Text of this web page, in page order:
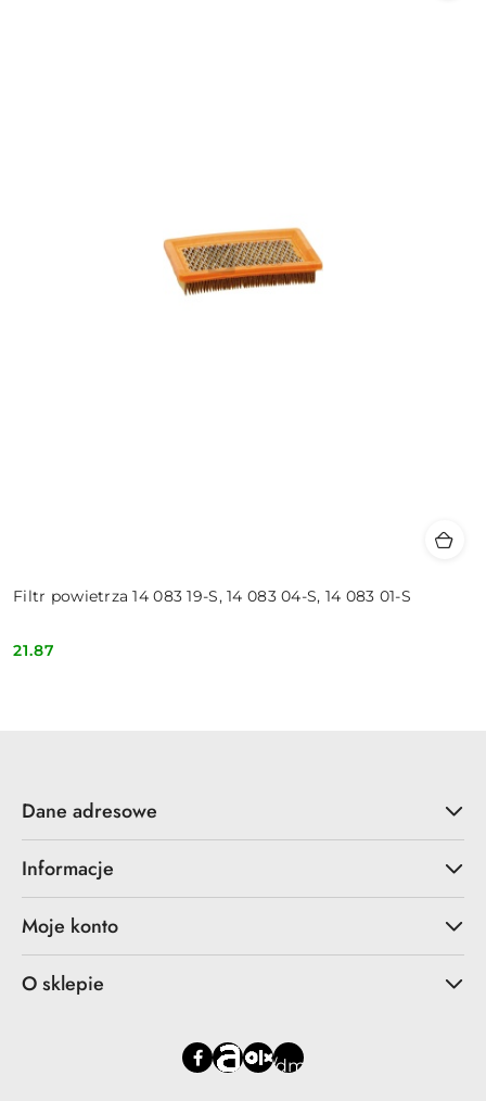
Filtr powietrza 14 083 19-S, 14 083 04-S, 14 083 01-S
Cena:
21.87
Dane adresowe
Informacje
Moje konto
O sklepie